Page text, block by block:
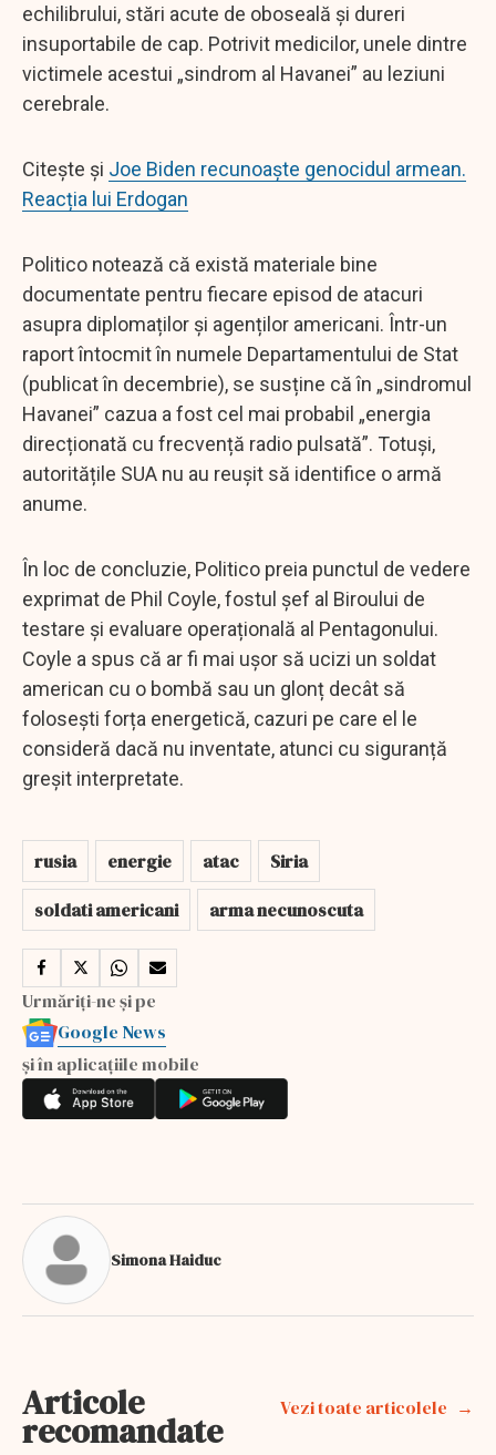
echilibrului, stări acute de oboseală și dureri
insuportabile de cap. Potrivit medicilor, unele dintre
victimele acestui „sindrom al Havanei” au leziuni
cerebrale.
Citește și Joe Biden recunoaște genocidul armean.
Reacția lui Erdogan
Politico notează că există materiale bine
documentate pentru fiecare episod de atacuri
asupra diplomaților și agenților americani. Într-un
raport întocmit în numele Departamentului de Stat
(publicat în decembrie), se susține că în „sindromul
Havanei” cazua a fost cel mai probabil „energia
direcționată cu frecvență radio pulsată”. Totuși,
autoritățile SUA nu au reușit să identifice o armă
anume.
În loc de concluzie, Politico preia punctul de vedere
exprimat de Phil Coyle, fostul șef al Biroului de
testare și evaluare operațională al Pentagonului.
Coyle a spus că ar fi mai ușor să ucizi un soldat
american cu o bombă sau un glonț decât să
folosești forța energetică, cazuri pe care el le
consideră dacă nu inventate, atunci cu siguranță
greșit interpretate.
rusia energie atac
Siria
soldati americani
arma necunoscuta
Urmăriți-ne și pe
Google News
și în aplicațiile mobile
Simona Haiduc
Articole
recomandate
Vezi toate articolele